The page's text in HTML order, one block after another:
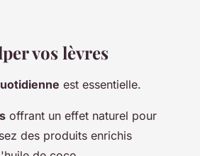
vos lèvres
est essentielle.
offrant un effet naturel pour
des produits enrichis